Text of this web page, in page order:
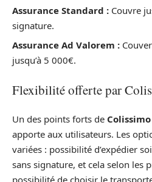
Assurance Standard : Couvre
signature.
Assurance Ad Valorem :
jusqu’à 5 000€.
Flexibilité offerte par
Un des points forts de Colissimo
apporte aux utilisateurs. Les
variées : possibilité d’expédier
sans signature, et cela selon les
possibilité de choisir le